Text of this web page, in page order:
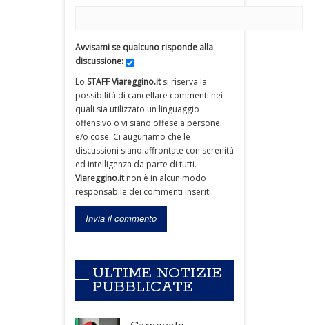
Avvisami se qualcuno risponde alla
discussione:
Lo STAFF Viareggino.itsi riserva la
possibilità di cancellare commenti nei
quali sia utilizzato un linguaggio
offensivo o vi siano offese a persone
e/o cose. Ci auguriamo che le
discussioni siano affrontate con serenità
ed intelligenza da parte di tutti.
Viareggino.itnon è in alcun modo
responsabile dei commenti inseriti.
ULTIME NOTIZIE
PUBBLICATE